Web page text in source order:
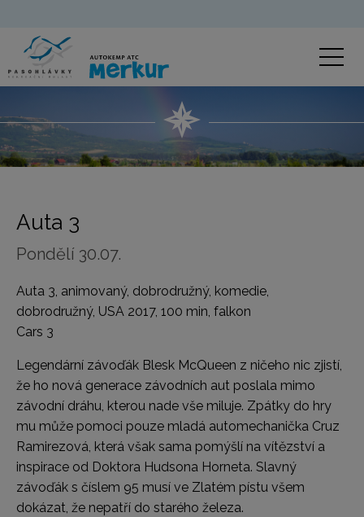
Auta 3
Pondělí 30.07.
Auta 3, animovaný, dobrodružný, komedie,
dobrodružný, USA 2017, 100 min, falkon
Cars 3
Legendární závoďák Blesk McQueen z ničeho nic zjistí,
že ho nová generace závodních aut poslala mimo
závodní dráhu, kterou nade vše miluje. Zpátky do hry
mu může pomoci pouze mladá automechanička Cruz
Ramirezová, která však sama pomýšlí na vítězství a
inspirace od Doktora Hudsona Horneta. Slavný
závoďák s číslem 95 musí ve Zlatém pístu všem
dokázat, že nepatří do starého železa.